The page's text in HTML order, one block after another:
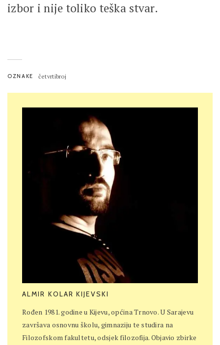
izbor i nije toliko teška stvar.
OZNAKE četvrtibroj
ALMIR KOLAR KIJEVSKI
Rođen 1981. godine u Kijevu, općina Trnovo. U Sarajevu
završava osnovnu školu, gimnaziju te studira na
Filozofskom fakultetu, odsjek filozofija. Objavio zbirke